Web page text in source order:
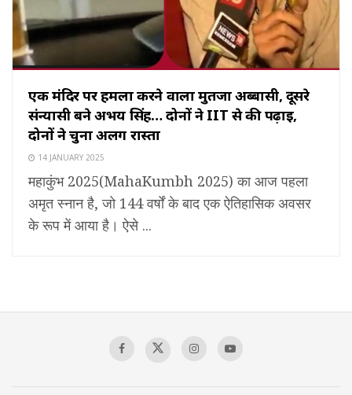
एक मंदिर पर हमला करने वाला मुर्तजा अब्बासी, दूसरे
संन्यासी बने अभय सिंह… दोनों ने IIT से की पढ़ाई,
दोनों ने चुना अलग रास्ता
14 JANUARY 2025
महाकुंभ 2025(MahaKumbh 2025) का आज पहला
अमृत स्नान है, जो 144 वर्षों के बाद एक ऐतिहासिक अवसर
के रूप में आया है। ऐसे ...